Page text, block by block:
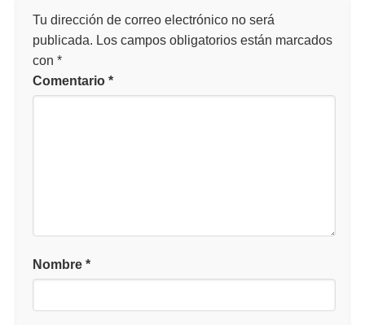
Tu dirección de correo electrónico no será
publicada. Los campos obligatorios están marcados
con *
Comentario *
Nombre *